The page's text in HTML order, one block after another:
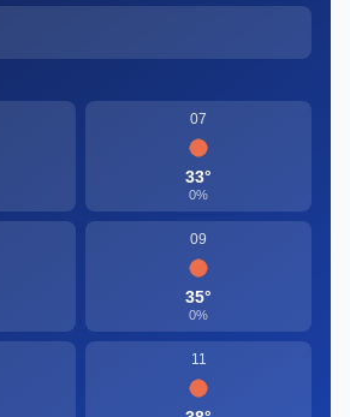
07
33°
0%
09
35°
0%
11